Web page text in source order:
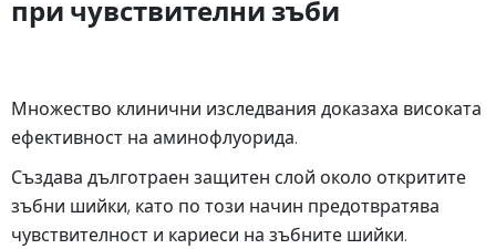
при чувствителни зъби
Множество клинични изследвания доказаха високата
ефективност на аминофлуорида.
Създава дълготраен защитен слой около откритите
зъбни шийки, като по този начин предотвратява
чувствителност и кариеси на зъбните шийки.